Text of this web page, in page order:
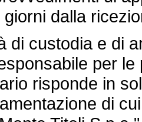
dalla
custodia e di
per
risponde in
di